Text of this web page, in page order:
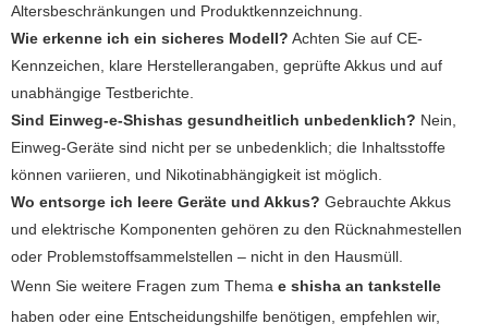
Altersbeschränkungen und Produktkennzeichnung.
Wie erkenne ich ein sicheres Modell? Achten Sie auf CE-
Kennzeichen, klare Herstellerangaben, geprüfte Akkus und auf
unabhängige Testberichte.
Sind Einweg-e-Shishas gesundheitlich unbedenklich? Nein,
Einweg-Geräte sind nicht per se unbedenklich; die Inhaltsstoffe
können variieren, und Nikotinabhängigkeit ist möglich.
Wo entsorge ich leere Geräte und Akkus? Gebrauchte Akkus
und elektrische Komponenten gehören zu den Rücknahmestellen
oder Problemstoffsammelstellen – nicht in den Hausmüll.
Wenn Sie weitere Fragen zum Thema e shisha an tankstelle
haben oder eine Entscheidungshilfe benötigen, empfehlen wir,